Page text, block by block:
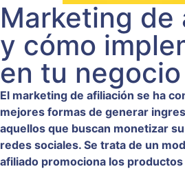
Marketing de
y cómo
en tu negocio
El marketing de afiliación se ha
mejores formas de generar
aquellos que buscan monetizar
redes sociales. Se trata de un
afiliado promociona los